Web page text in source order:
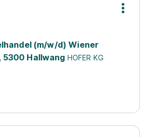
(m/w/d) Wiener
5300 Hallwang HOFER KG